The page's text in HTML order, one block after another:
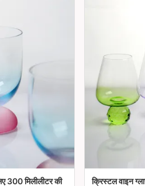
300 मिलीलीटर की
क्रिस्टल वाइन